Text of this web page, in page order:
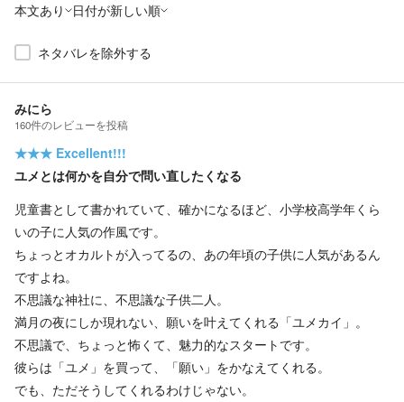
本文あり 日付が新しい順
ネタバレを除外する
みにら
160件のレビューを投稿
★★★ Excellent!!!
ユメとは何かを自分で問い直したくなる
児童書として書かれていて、確かになるほど、小学校高学年くら
いの子に人気の作風です。
ちょっとオカルトが入ってるの、あの年頃の子供に人気があるん
ですよね。
不思議な神社に、不思議な子供二人。
満月の夜にしか現れない、願いを叶えてくれる「ユメカイ」。
不思議で、ちょっと怖くて、魅力的なスタートです。
彼らは「ユメ」を買って、「願い」をかなえてくれる。
でも、ただそうしてくれるわけじゃない。